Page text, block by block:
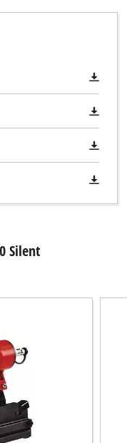
Silent